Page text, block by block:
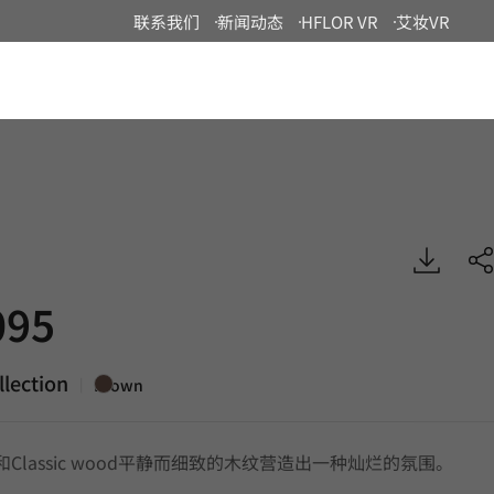
联系我们 新闻动态 HFLOR VR 艾妆VR
Brown
wood平静而细致的木纹营造出一种灿烂的氛围。